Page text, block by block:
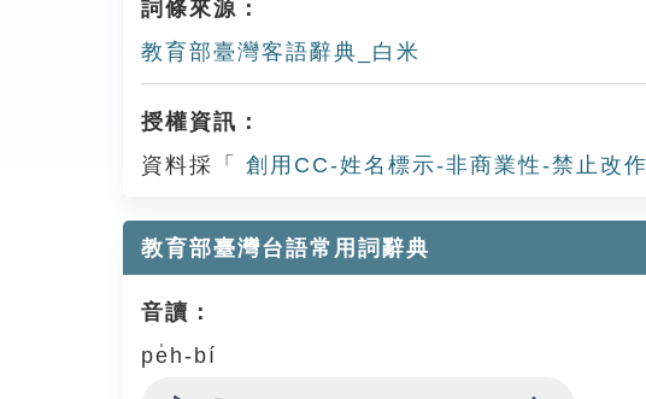
詞條來源：
教育部臺灣客語辭典_白米
授權資訊：
資料採「
創用CC-姓名標示-非商業性-禁止改
教育部臺灣台語常用詞辭典
音讀：
pe̍h-bí